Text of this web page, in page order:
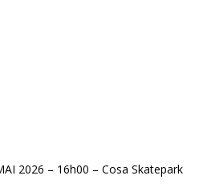
2026 – 16h00 – Cosa Skatepark